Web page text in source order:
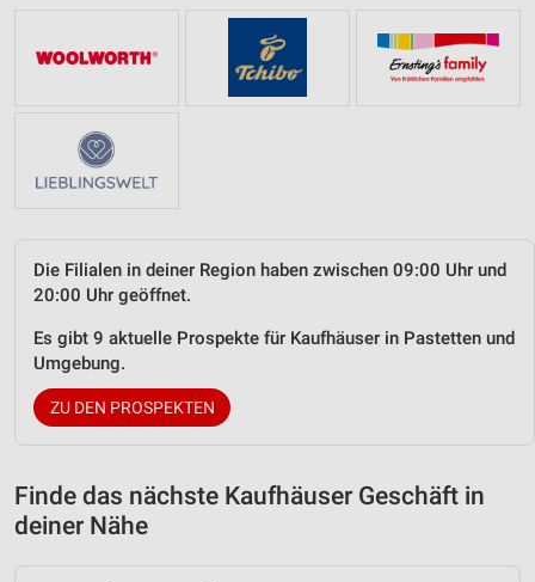
Die Filialen in deiner Region haben zwischen 09:00 Uhr und
20:00 Uhr geöffnet.
Es gibt 9 aktuelle Prospekte für Kaufhäuser in Pastetten und
Umgebung.
ZU DEN PROSPEKTEN
Finde das nächste Kaufhäuser Geschäft in
deiner Nähe